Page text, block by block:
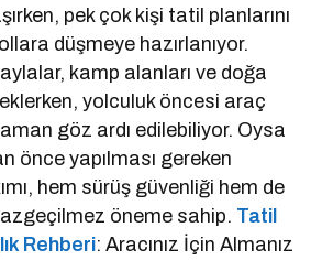
pek çok kişi tatil planlarını
düşmeye hazırlanıyor.
kamp alanları ve doğa
yolculuk öncesi araç
göz ardı edilebiliyor. Oysa
önce yapılması gereken
hem sürüş güvenliği hem de
öneme sahip. Tatil
Rehberi: Aracınız İçin Almanız